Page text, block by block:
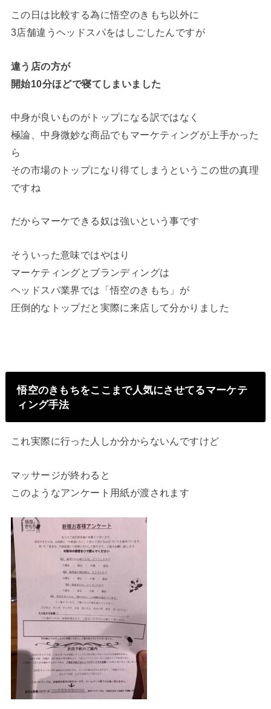
この日は比較する為に悟空のきもち以外に
3店舗違うヘッドスパをはしごしたんですが
違う店の方が
開始10分ほどで寝てしまいました
中身が良いものがトップになる訳ではなく
極論、中身微妙な商品でもマーケティングが上手かった
ら
その市場のトップになり得てしまうというこの世の真理
ですね
だからマーケできる奴は強いという事です
そういった意味ではやはり
マーケティングとブランディングは
ヘッドスパ業界では「悟空のきもち」が
圧倒的なトップだと実際に来店して分かりました
悟空のきもちをここまで人気にさせてるマーケテ
ィング手法
これ実際に行った人しか分からないんですけど
マッサージが終わると
このようなアンケート用紙が渡されます